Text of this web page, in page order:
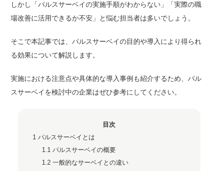
しかし「パルスサーベイの実施手順がわからない」「実際の職
場改善に活用できるか不安」と悩む担当者は多いでしょう。
そこで本記事では、パルスサーベイの目的や導入により得られ
る効果について解説します。
実施における注意点や具体的な導入事例も紹介するため、パル
スサーベイを検討中の企業はぜひ参考にしてください。
目次
1パルスサーベイとは
1.1 パルスサーベイの概要
1.2 一般的なサーベイとの違い